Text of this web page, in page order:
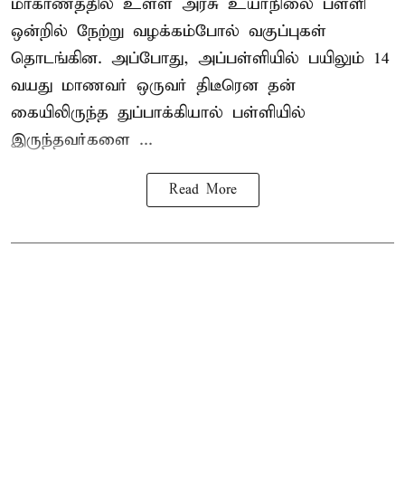
ஒன்றில் நேற்று வழக்கம்போல் வகுப்புகள்
தொடங்கின. அப்போது, அப்பள்ளியில் பயிலும் 14
வயது மாணவர் ஒருவர் திடீரென தன்
கையிலிருந்த துப்பாக்கியால் பள்ளியில்
இருந்தவர்களை ...
Read More